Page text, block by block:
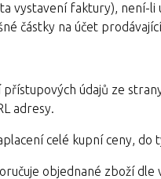
vystavení faktury), není-li
částky na účet
údajů ze
adresy.
celé kupní ceny, do
objednané zboží